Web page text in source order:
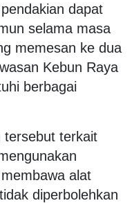
dapat
selama masa
memesan ke dua
Kebun Raya
berbagai
tersebut terkait
alat
diperbolehkan